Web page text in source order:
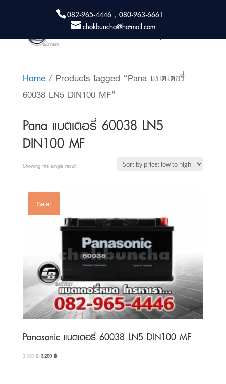
082-965-4446 , 080-963-6661
chokbuncha@hotmail.com
Home/ Products tagged “Pana แบตเตอรี่
60038 LN5 DIN100 MF”
Pana แบตเตอรี่ 60038 LN5
DIN100 MF
Showing the single result
Sale!
Panasonic แบตเตอรี่ 60038 LN5 DIN100 MF
3,500฿ Original
3,200฿Current